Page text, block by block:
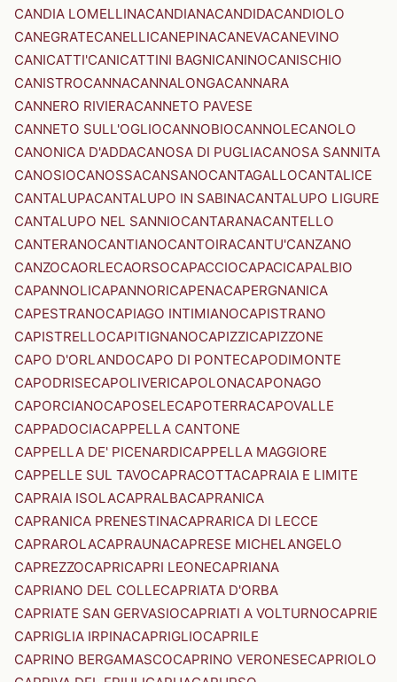
CANDIA LOMELLINACANDIANACANDIDACANDIOLO
CANEGRATECANELLICANEPINACANEVACANEVINO
CANICATTI'CANICATTINI BAGNICANINOCANISCHIO
CANISTROCANNACANNALONGACANNARA
CANNERO RIVIERACANNETO PAVESE
CANNETO SULL'OGLIOCANNOBIOCANNOLECANOLO
CANONICA D'ADDACANOSA DI PUGLIACANOSA SANNITA
CANOSIOCANOSSACANSANOCANTAGALLOCANTALICE
CANTALUPACANTALUPO IN SABINACANTALUPO LIGURE
CANTALUPO NEL SANNIOCANTARANACANTELLO
CANTERANOCANTIANOCANTOIRACANTU'CANZANO
CANZOCAORLECAORSOCAPACCIOCAPACICAPALBIO
CAPANNOLICAPANNORICAPENACAPERGNANICA
CAPESTRANOCAPIAGO INTIMIANOCAPISTRANO
CAPISTRELLOCAPITIGNANOCAPIZZICAPIZZONE
CAPO D'ORLANDOCAPO DI PONTECAPODIMONTE
CAPODRISECAPOLIVERICAPOLONACAPONAGO
CAPORCIANOCAPOSELECAPOTERRACAPOVALLE
CAPPADOCIACAPPELLA CANTONE
CAPPELLA DE' PICENARDICAPPELLA MAGGIORE
CAPPELLE SUL TAVOCAPRACOTTACAPRAIA E LIMITE
CAPRAIA ISOLACAPRALBACAPRANICA
CAPRANICA PRENESTINACAPRARICA DI LECCE
CAPRAROLACAPRAUNACAPRESE MICHELANGELO
CAPREZZOCAPRICAPRI LEONECAPRIANA
CAPRIANO DEL COLLECAPRIATA D'ORBA
CAPRIATE SAN GERVASIOCAPRIATI A VOLTURNOCAPRIE
CAPRIGLIA IRPINACAPRIGLIOCAPRILE
CAPRINO BERGAMASCOCAPRINO VERONESECAPRIOLO